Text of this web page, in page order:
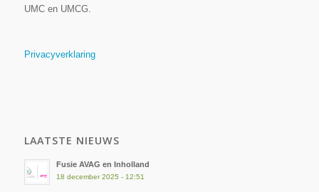
UMC en UMCG.
Privacyverklaring
LAATSTE NIEUWS
Fusie AVAG en Inholland
18 december 2025 - 12:51